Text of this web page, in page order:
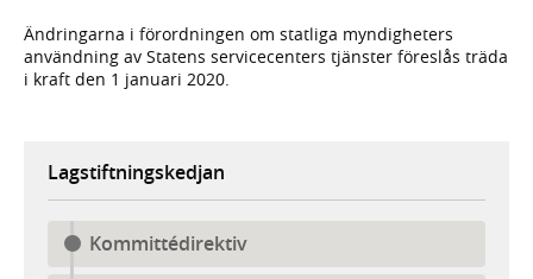
Ändringarna i förordningen om statliga myndigheters
användning av Statens servicecenters tjänster föreslås träda
i kraft den 1 januari 2020.
Lagstiftningskedjan
Kommittédirektiv